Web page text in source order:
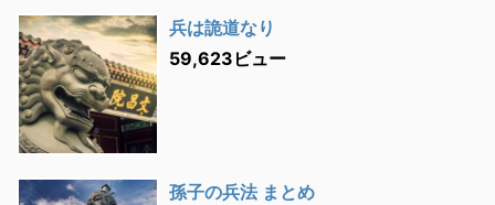
兵は詭道なり
59,623ビュー
孫子の兵法 まとめ